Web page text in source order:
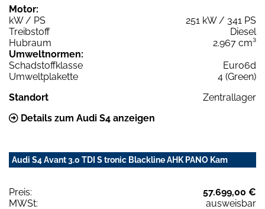
Motor:
kW / PS
251 kW / 341 PS
Treibstoff
Diesel
Hubraum
2.967 cm³
Umweltnormen:
Schadstoffklasse
Euro6d
Umweltplakette
4 (Green)
Standort
Zentrallager
Details zum Audi S4 anzeigen
Audi S4 Avant 3.0 TDI S tronic Blackline AHK PANO Kam
Preis:
57.699,00 €
MWSt:
ausweisbar